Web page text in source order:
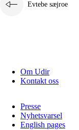
2.5.2
Evtebe sæjroe
Om Udir
Kontakt oss
Presse
Nyhetsvarsel
English pages